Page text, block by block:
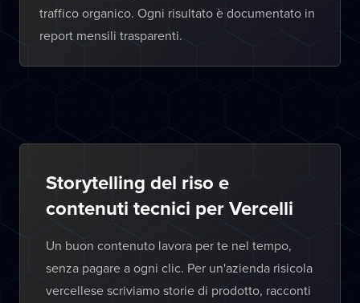
traffico organico. Ogni risultato è documentato in
report mensili trasparenti.
Storytelling del riso e
contenuti tecnici per Vercelli
Un buon contenuto lavora per te nel tempo,
senza pagare a ogni clic. Per un'azienda risicola
vercellese scriviamo storie di prodotto, racconti